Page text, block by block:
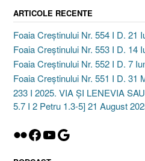
ARTICOLE RECENTE
Foaia Creștinului Nr. 554 I D. 21
Foaia Creștinului Nr. 553 I D. 14
Foaia Creștinului Nr. 552 I D. 7
Foaia Creștinului Nr. 551 I D. 31
233 I 2025. VIA ȘI LENEVIA
5.7 I 2 Petru 1.3-5] 21 August
Flickr
Facebook
YouTube
Google